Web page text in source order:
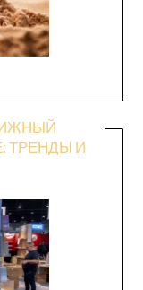
ТРЕНДЫ И